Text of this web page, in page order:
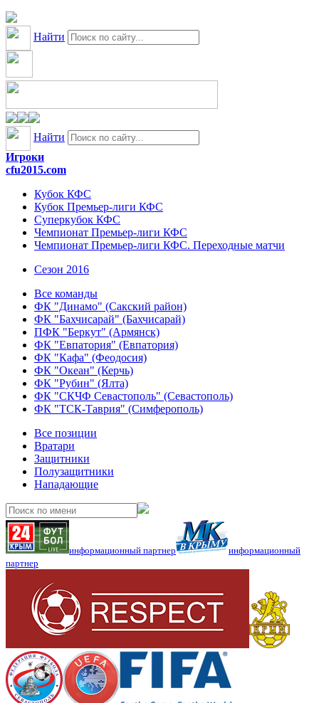
Найти
Найти
Игроки
cfu2015.com
Кубок КФС
Кубок Премьер-лиги КФС
Суперкубок КФС
Чемпионат Премьер-лиги КФС
Чемпионат Премьер-лиги КФС. Переходные матчи
Сезон 2016
Все команды
ФК "Динамо" (Сакский район)
ФК "Бахчисарай" (Бахчисарай)
ПФК "Беркут" (Армянск)
ФК "Евпатория" (Евпатория)
ФК "Кафа" (Феодосия)
ФК "Океан" (Керчь)
ФК "Рубин" (Ялта)
ФК "СКЧФ Севастополь" (Севастополь)
ФК "ТСК-Таврия" (Симферополь)
Все позиции
Вратари
Защитники
Полузащитники
Нападающие
информационный партнер
информационный
партнер